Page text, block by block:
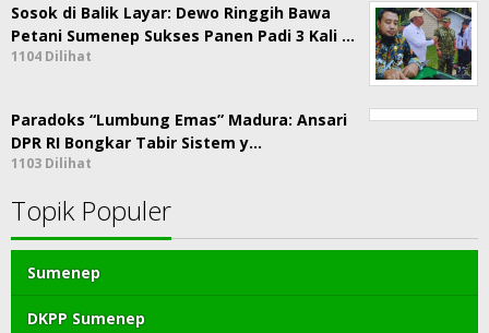
Sosok di Balik Layar: Dewo Ringgih Bawa
Petani Sumenep Sukses Panen Padi 3 Kali …
1104 Dilihat
Paradoks “Lumbung Emas” Madura: Ansari
DPR RI Bongkar Tabir Sistem y…
1103 Dilihat
Topik Populer
Sumenep
DKPP Sumenep